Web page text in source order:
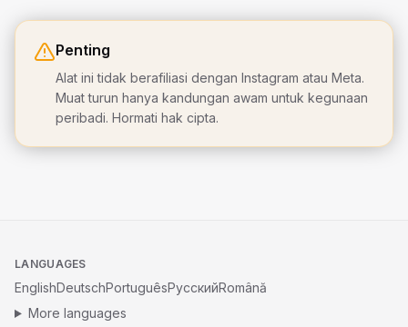
Penting
Alat ini tidak berafiliasi dengan Instagram atau Meta.
Muat turun hanya kandungan awam untuk kegunaan
peribadi. Hormati hak cipta.
LANGUAGES
EnglishDeutschPortuguêsРусскийRomână
More languages